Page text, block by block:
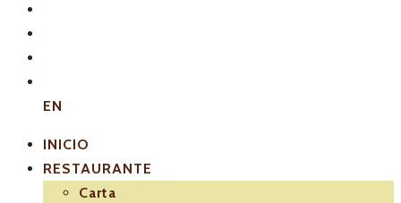
EN
INICIO
RESTAURANTE
Carta